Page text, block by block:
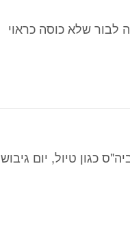
לבור שלא כוסה כראוי
כגון טיול, יום גיבוש